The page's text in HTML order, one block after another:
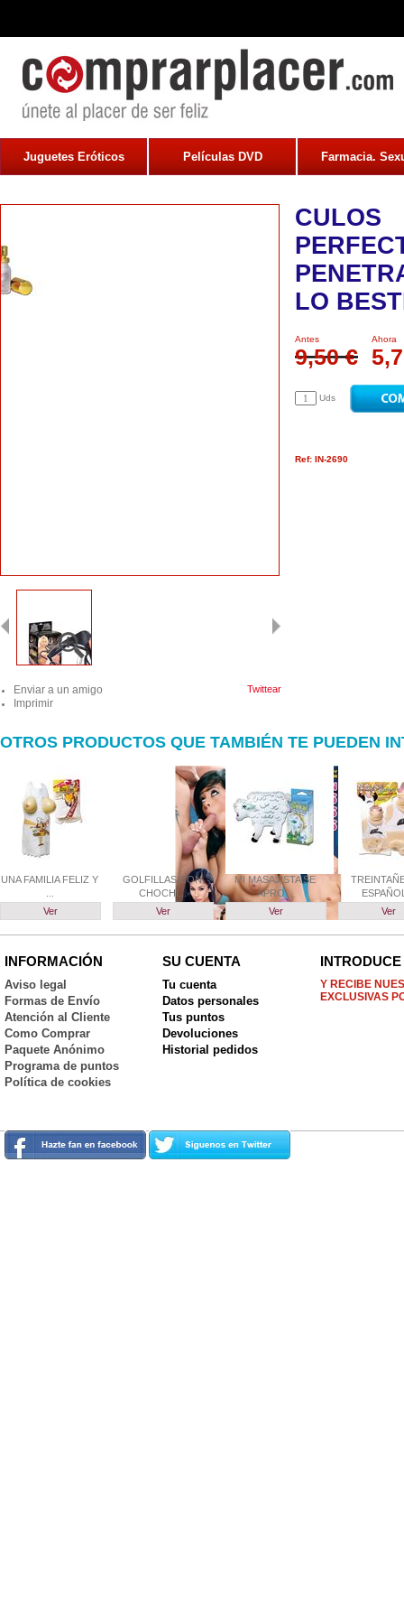
Juguetes Eróticos Películas DVD Farmacia.
Enviar a un amigo
Imprimir
Twittear
CULOS
LO
Antes
9,50 €
Ahora
Uds
Ref: IN-2690
OTROS PRODUCTOS QUE TAMBIÉN TE PUEDEN
UNA FAMILIA FELIZ Y
Ver
GOLFILLAS CON
CHOCHI...
Ver
MI MASAJISTA SE
APRO...
Ver
Ver
INFORMACIÓN
Aviso legal
Formas de Envío
Atención al Cliente
Como Comprar
Paquete Anónimo
Programa de puntos
Política de cookies
SU CUENTA
Tu cuenta
Datos personales
Tus puntos
Devoluciones
Historial pedidos
Y RECIBE
EXCLUSIVAS